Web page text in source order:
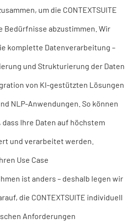
um die CONTEXTSUITE
Bedürfnisse abzustimmen. Wir
komplette Datenverarbeitung –
und Strukturierung der Daten
von KI-gestützten Lösungen
NLP-Anwendungen. So können
dass Ihre Daten auf höchstem
und verarbeitet werden.
Use Case
ist anders – deshalb legen wir
die CONTEXTSUITE individuell
Anforderungen